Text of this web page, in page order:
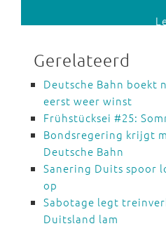
Gerelateerd
Deutsche Bahn boekt
eerst weer winst
Frühstücksei #25:
Bondsregering krijgt
Deutsche Bahn
Sanering Duits spoor
op
Sabotage legt
Duitsland lam